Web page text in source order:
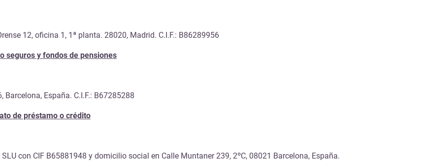
12, oficina 1, 1ª planta. 28020, Madrid. C.I.F.: B86289956
seguros y fondos de pensiones
España. C.I.F.: B67285288
de préstamo o crédito
SLU con CIF B65881948 y domicilio social en Calle Muntaner 239, 2ºC, 08021 Barcelona, España.